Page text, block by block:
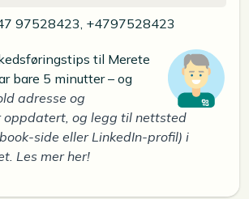
97528423, +4797528423
til Merete
bare 5 minutter – og
adresse og
oppdatert, og legg til nettsted
side eller LinkedIn-profil) i
Les mer her!